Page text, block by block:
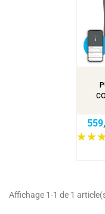
Affichage 1-1 de 1